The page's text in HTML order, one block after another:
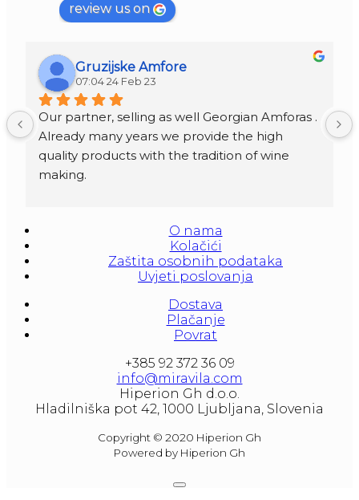
review us on
Gruzijske Amfore
07:04 24 Feb 23
Our partner, selling as well Georgian Amforas .
Already many years we provide the high
quality products with the tradition of wine
making.
At our partners Miravila showroom you can
O nama
Kolačići
Zaštita osobnih podataka
Uvjeti poslovanja
Dostava
Plačanje
Povrat
+385 92 372 36 09
info@miravila.com
Hiperion Gh d.o.o.
Hladilniška pot 42, 1000 Ljubljana, Slovenia
Copyright © 2020 Hiperion Gh
Powered by Hiperion Gh